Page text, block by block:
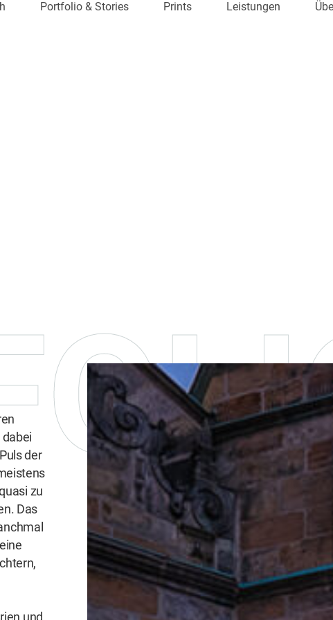
Portfolio & Stories Prints Leistungen
der
zu
Das